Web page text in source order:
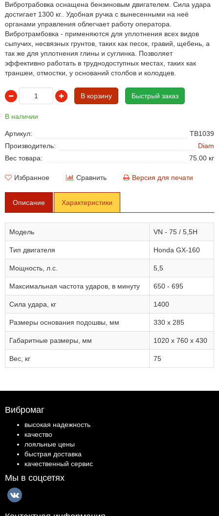
Вибротрабовка оснащена бензиновым двигателем. Сила удара
достигает 1300 кг.. Удобная ручка с вынесенными на неё
органами управления облегчает работу оператора.
Вибротрамбовка - применяются для уплотнения всех видов
сыпучих, несвязных грунтов, таких как песок, гравий, щебень, а
так же для уплотнения глины и суглинка. Позволяет
эффективно работать в труднодоступных местах, таких как
траншеи, отмостки, у оснований столбов и колодцев.
В корзину Быстрый заказ
В наличии
Артикул:
TB1039
Производитель:
Diam
Вес товара:
75.00 кг
Избранное Сравнить Версия для печати
Описание Характеристики
Модель VN - 75 / 5,5H
Тип двигателя Honda GX-160
Мощность, л.с. 5,5
Максимальная частота ударов, в минуту 650 - 695
Сила удара, кг 1400
Размеры основания подошвы, мм 330 х 285
Габаритные размеры, мм 1020 х 760 х 430
Вес, кг 75
Вибромаг
высокая надежность
качество
лояльные цены
быстрая доставка
качественный сервис
Мы в соцсетях